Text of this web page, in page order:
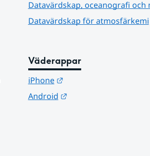
Datavärdskap, oceanografi och
Datavärdskap för atmosfärkemi
Väderappar
iPhone
Länk till annan
Android
Länk till annan